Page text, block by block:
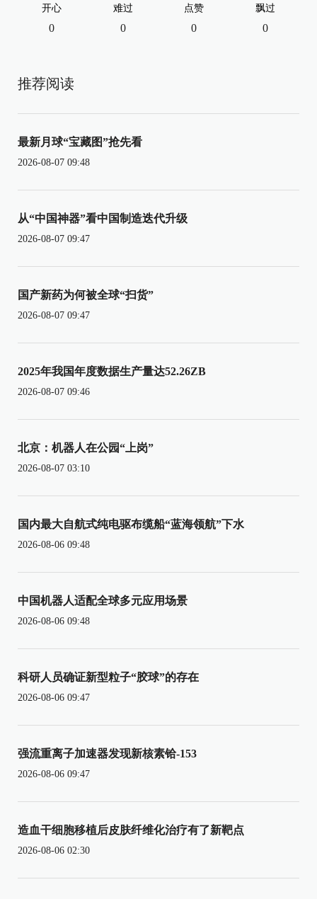
开心
0
难过
0
点赞
0
飘过
0
推荐阅读
最新月球“宝藏图”抢先看
2026-08-07 09:48
从“中国神器”看中国制造迭代升级
2026-08-07 09:47
国产新药为何被全球“扫货”
2026-08-07 09:47
2025年我国年度数据生产量达52.26ZB
2026-08-07 09:46
北京：机器人在公园“上岗”
2026-08-07 03:10
国内最大自航式纯电驱布缆船“蓝海领航”下水
2026-08-06 09:48
中国机器人适配全球多元应用场景
2026-08-06 09:48
科研人员确证新型粒子“胶球”的存在
2026-08-06 09:47
强流重离子加速器发现新核素铪-153
2026-08-06 09:47
造血干细胞移植后皮肤纤维化治疗有了新靶点
2026-08-06 02:30